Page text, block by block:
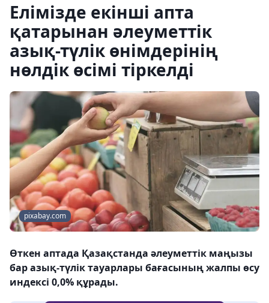
Елімізде екінші апта
қатарынан әлеуметтік
азық-түлік өнімдерінің
нөлдік өсімі тіркелді
pixabay.com
Өткен аптада Қазақстанда әлеуметтік маңызы
бар азық-түлік тауарлары бағасының жалпы өсу
индексі 0,0% құрады.